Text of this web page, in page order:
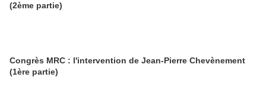
(2ème partie)
Congrès MRC : l'intervention de Jean-Pierre Chevènement
(1ère partie)